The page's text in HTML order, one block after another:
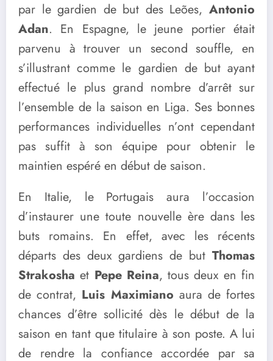
par le gardien de but des Leões, Antonio
Adan. En Espagne, le jeune portier était
parvenu à trouver un second souffle, en
s’illustrant comme le gardien de but ayant
effectué le plus grand nombre d’arrêt sur
l’ensemble de la saison en Liga. Ses bonnes
performances individuelles n’ont cependant
pas suffit à son équipe pour obtenir le
maintien espéré en début de saison.
En Italie, le Portugais aura l’occasion
d’instaurer une toute nouvelle ère dans les
buts romains. En effet, avec les récents
départs des deux gardiens de but Thomas
Strakosha et Pepe Reina, tous deux en fin
de contrat, Luis Maximiano aura de fortes
chances d’être sollicité dès le début de la
saison en tant que titulaire à son poste. A lui
de rendre la confiance accordée par sa